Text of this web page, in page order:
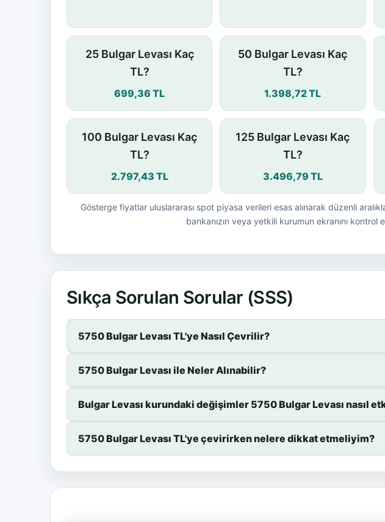
25 Bulgar Levası Kaç
TL?
699,36 TL
50 Bulgar Levası Kaç
TL?
1.398,72 TL
100 Bulgar Levası Kaç
TL?
2.797,43 TL
125 Bulgar Levası Kaç
TL?
3.496,79 TL
Gösterge fiyatlar uluslararası spot piyasa verileri esas alınarak düzenli
bankanızın veya yetkili kurumun ekranını kontrol
Sıkça Sorulan Sorular (SSS)
5750 Bulgar Levası TL'ye Nasıl Çevrilir?
5750 Bulgar Levası ile Neler Alınabilir?
Bulgar Levası kurundaki değişimler 5750 Bulgar Levası nasıl
5750 Bulgar Levası TL'ye çevirirken nelere dikkat etmeliyim?